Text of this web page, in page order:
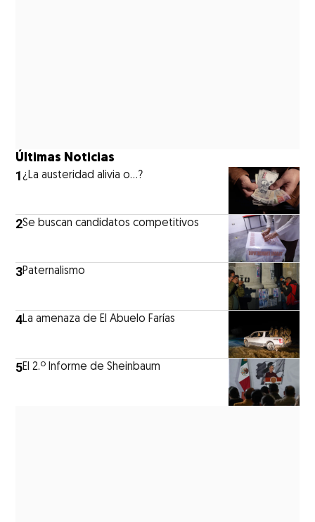
Últimas Noticias
1¿La austeridad alivia o…?
2Se buscan candidatos competitivos
3Paternalismo
4La amenaza de El Abuelo Farías
5El 2.º Informe de Sheinbaum